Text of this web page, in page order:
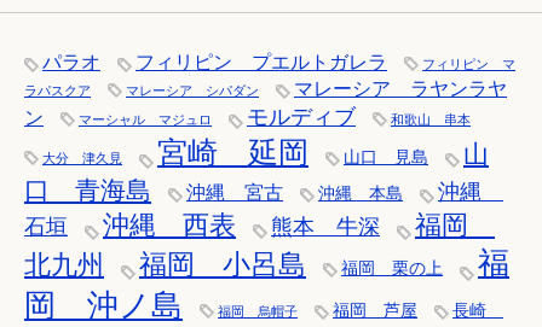
パラオ フィリピン プエルトガレラ
フィリピン マ
ラパスクア
マレーシア シパダン
マレーシア ラヤンラヤ
ン
マーシャル マジュロ モルディブ 和歌山 串本
大分 津久見 宮崎 延岡 山口 見島
山
口 青海島
沖縄 宮古 沖縄 本島
沖縄
石垣
沖縄 西表 熊本 牛深
福岡
北九州
福岡 小呂島 福岡 栗の上
福
岡 沖ノ島
福岡 烏帽子 福岡 芦屋 長崎